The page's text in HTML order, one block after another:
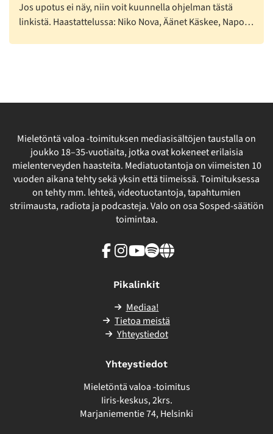
Jos upotus ei näy, niin voit kuunnella ohjelman tästä
linkistä. Haastattelussa: Niko Nova, Äänet Käskee, Napo…
Mieletöntä valoa -toimituksen mediasisältöjen taustalla on
joukko 18–35-vuotiaita, jotka ovat kokeneet erilaisia
mielenterveyden haasteita. Mediatuotantoja on viimeisten 10
vuoden aikana tehty sekä yksin että tiimeissä. Toimituksessa
on tehty mm. lehteä, videotuotantoja, tapahtumien
striimausta, radiota ja podcasteja. Valo on osa Sosped-säätiön
toimintaa.
Facebook
Instagram
Youtube
SpotifyLinkki
Pikalinkit
Mediaa!
Tietoa meistä
Yhteystiedot
Yhteystiedot
Mieletöntä valoa -toimitus
Iiris-keskus, 2krs.
Marjaniementie 74, Helsinki